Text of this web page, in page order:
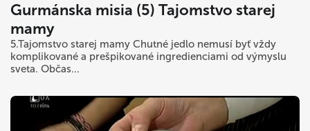
Gurmánska misia (5) Tajomstvo starej
mamy
5.Tajomstvo starej mamy Chutné jedlo nemusí byť vždy
komplikované a prešpikované ingredienciami od výmyslu
sveta. Občas...